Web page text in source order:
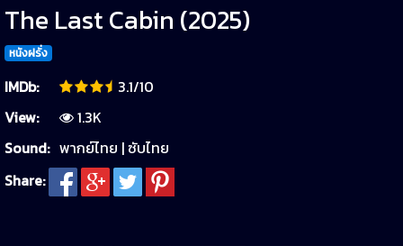
The Last Cabin (2025)
หนังฝรั่ง
IMDb:
3.1/10
View:
1.3K
Sound: พากย์ไทย | ซับไทย
Share: